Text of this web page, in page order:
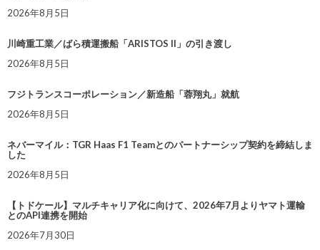
2026年8月5日
川崎重工業／ばら積運搬船「ARISTOS II」の引き渡し
2026年8月5日
フジトランスコーポレーション／新造船「蓉翔丸」就航
2026年8月5日
ネバーマイル：TGR Haas F1 Teamとのパートナーシップ契約を締結しま
した
2026年8月5日
【トドケール】マルチキャリア化に向けて、2026年7月よりヤマト運輸
とのAPI連携を開始
2026年7月30日